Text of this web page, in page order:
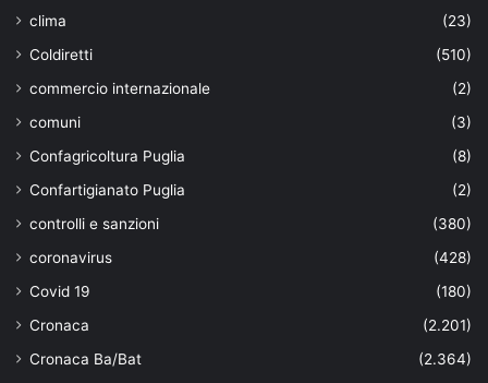
clima
(23)
Coldiretti
(510)
commercio internazionale
(2)
comuni
(3)
Confagricoltura Puglia
(8)
Confartigianato Puglia
(2)
controlli e sanzioni
(380)
coronavirus
(428)
Covid 19
(180)
Cronaca
(2.201)
Cronaca Ba/Bat
(2.364)